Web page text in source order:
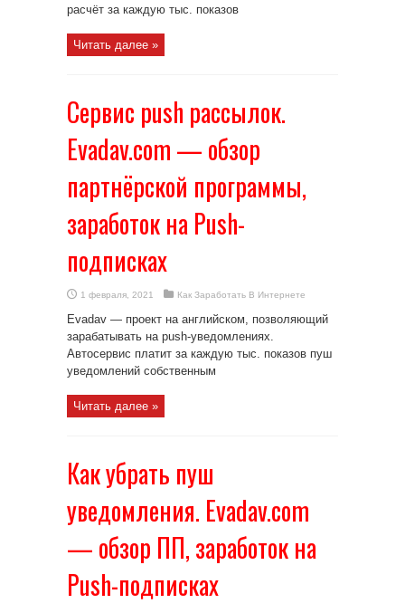
расчёт за каждую тыс. показов
Читать далее »
Сервис push рассылок.
Evadav.com — обзор
партнёрской программы,
заработок на Push-
подписках
1 февраля, 2021 Как Заработать В Интернете
Evadav — проект на английском, позволяющий
зарабатывать на push-уведомлениях.
Автосервис платит за каждую тыс. показов пуш
уведомлений собственным
Читать далее »
Как убрать пуш
уведомления. Evadav.com
— обзор ПП, заработок на
Push-подписках